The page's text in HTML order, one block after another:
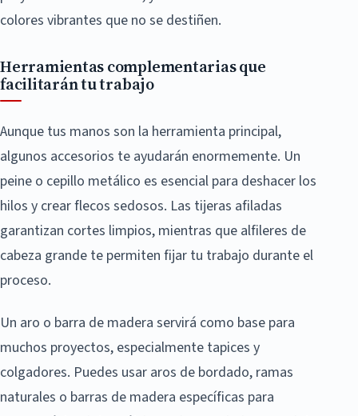
colores vibrantes que no se destiñen.
Herramientas complementarias que
facilitarán tu trabajo
Aunque tus manos son la herramienta principal,
algunos accesorios te ayudarán enormemente. Un
peine o cepillo metálico es esencial para deshacer los
hilos y crear flecos sedosos. Las tijeras afiladas
garantizan cortes limpios, mientras que alfileres de
cabeza grande te permiten fijar tu trabajo durante el
proceso.
Un aro o barra de madera servirá como base para
muchos proyectos, especialmente tapices y
colgadores. Puedes usar aros de bordado, ramas
naturales o barras de madera específicas para